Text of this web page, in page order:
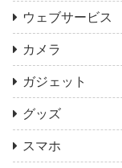
ウェブサービス
カメラ
ガジェット
グッズ
スマホ